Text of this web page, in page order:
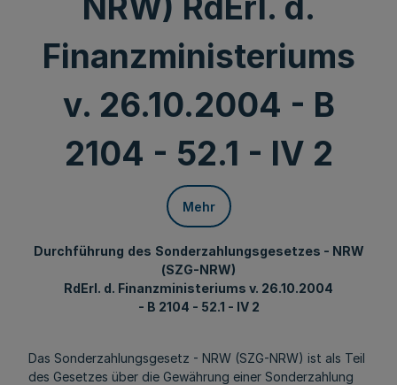
Finanzministeriums
v. 26.10.2004 - B
2104 - 52.1 - IV 2
Mehr
Durchführung des Sonderzahlungsgesetzes - NRW
(SZG-NRW)
RdErl. d. Finanzministeriums v. 26.10.2004
- B 2104 - 52.1 - IV 2
Das Sonderzahlungsgesetz - NRW (SZG-NRW) ist als Teil
des Gesetzes über die Gewährung einer Sonderzahlung